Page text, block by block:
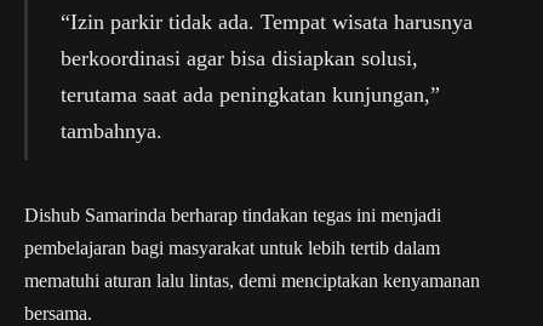
“Izin parkir tidak ada. Tempat wisata harusnya
berkoordinasi agar bisa disiapkan solusi,
terutama saat ada peningkatan kunjungan,”
tambahnya.
Dishub Samarinda berharap tindakan tegas ini menjadi
pembelajaran bagi masyarakat untuk lebih tertib dalam
mematuhi aturan lalu lintas, demi menciptakan kenyamanan
bersama.